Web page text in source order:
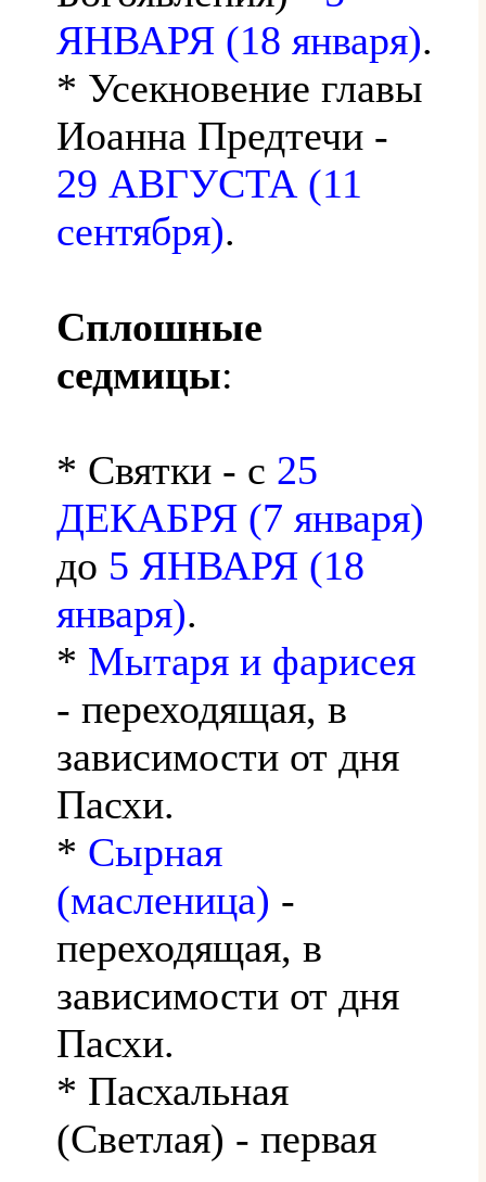
ЯНВАРЯ (18 января).
* Усекновение главы
Иоанна Предтечи -
29 АВГУСТА (11
сентября).
Сплошные
седмицы:
* Святки - с 25
ДЕКАБРЯ (7 января)
до 5 ЯНВАРЯ (18
января).
* Мытаря и фарисея
- переходящая, в
зависимости от дня
Пасхи.
* Сырная
(масленица) -
переходящая, в
зависимости от дня
Пасхи.
* Пасхальная
(Светлая) - первая